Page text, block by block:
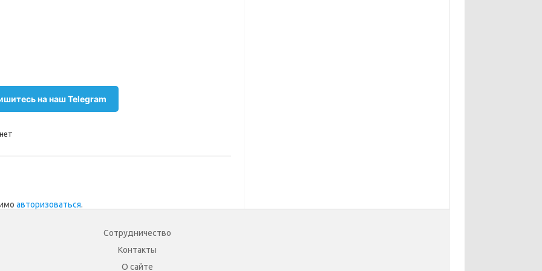
на наш Telegram
авторизоваться.
Сотрудничество
Контакты
О сайте